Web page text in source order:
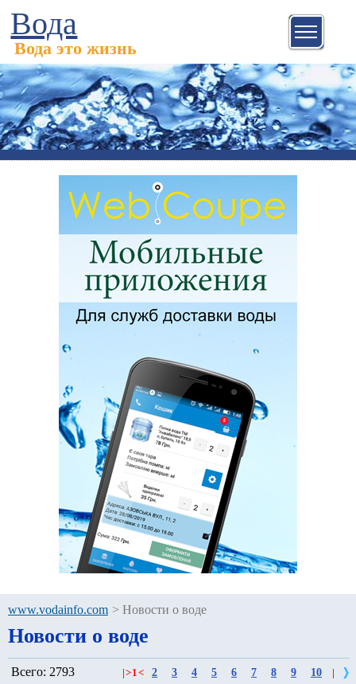
Вода
Вода это жизнь
www.vodainfo.com > Новости о воде
Новости о воде
Всего: 2793 >1< 2 3 4 5 6 7 8 9 10